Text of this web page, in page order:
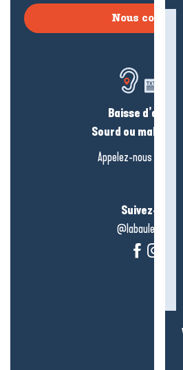
Nous
Baisse
Sourd ou
Appelez-nous en
Suivez-nous !
@labauleguérande